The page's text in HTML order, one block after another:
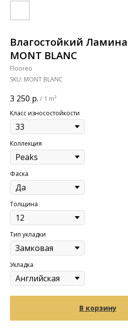
Влагостойкий
MONT BLANC
Flooreo
SKU: MONT BLANC
3 250 р. / 1 m²
Класс износостойкости
Коллекция
Фаска
Толщина
Тип укладки
Укладка
В корзину